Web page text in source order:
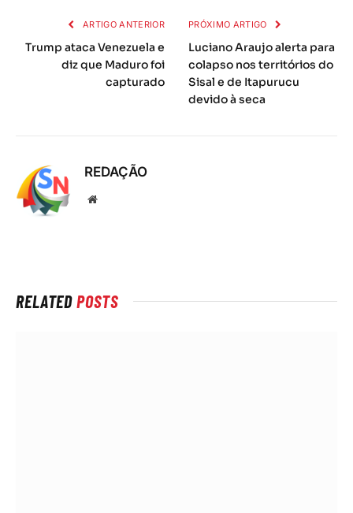
ARTIGO ANTERIOR
Trump ataca Venezuela e
diz que Maduro foi
capturado
PRÓXIMO ARTIGO
Luciano Araujo alerta para
colapso nos territórios do
Sisal e de Itapurucu
devido à seca
REDAÇÃO
Local
RELATEDPOSTS